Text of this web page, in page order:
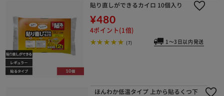
貼り直しができるカイロ 10個入り
¥480
4ポイント(1倍)
(7) 1～3日以内発送
ほんわか低温タイプ 上から貼るくつ下